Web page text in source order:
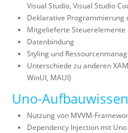
Visual Studio, Visual Studio
Deklarative Programmierung
Mitgelieferte Steuerelemente
Datenbindung
Styling und
Unterschiede zu anderen
WinUI, MAUI)
Uno-Aufbauwissen
Nutzung von MVVM-
Dependency Injection mit Uno